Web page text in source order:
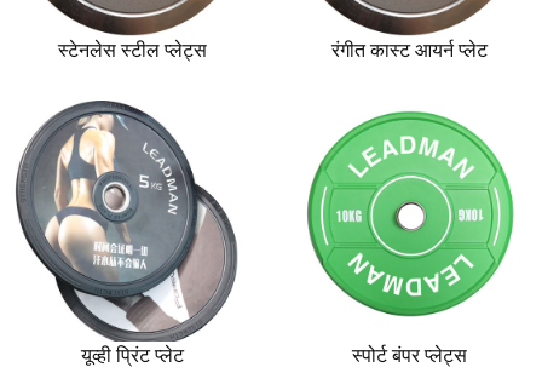
स्टेनलेस स्टील प्लेट्स रंगीत कास्ट आयर्न प्लेट
यूव्ही प्रिंट प्लेट स्पोर्ट बंपर प्लेट्स